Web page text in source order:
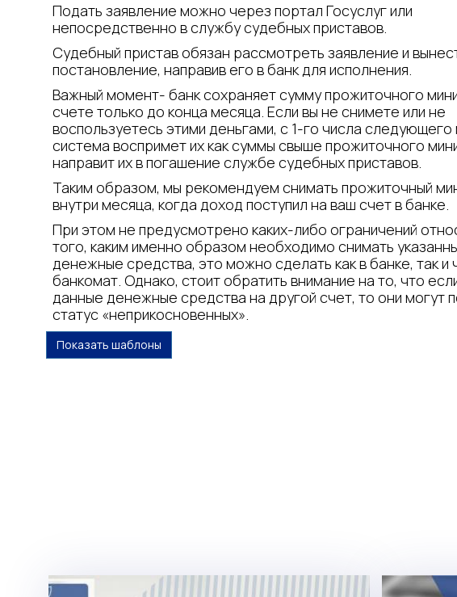
Подать заявление можно через портал Госуслуг или
непосредственно в службу судебных приставов.
Судебный пристав обязан рассмотреть заявление и
постановление, направив его в банк для исполнения.
Важный момент- банк сохраняет сумму прожиточного
счете только до конца месяца. Если вы не снимете или не
воспользуетесь этими деньгами, с 1-го числа
система воспримет их как суммы свыше прожиточного
направит их в погашение службе судебных приставов.
Таким образом, мы рекомендуем снимать прожиточный
внутри месяца, когда доход поступил на ваш счет в банке.
При этом не предусмотрено каких-либо ограничений
того, каким именно образом необходимо снимать
денежные средства, это можно сделать как в банке, так и
банкомат. Однако, стоит обратить внимание на то, что
данные денежные средства на другой счет, то они могут
статус «неприкосновенных».
Показать шаблоны